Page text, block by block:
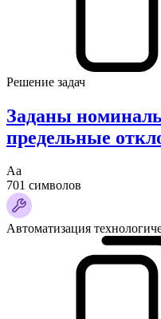
Решение задач
Заданы
предельные
Аа
701 символов
Автоматизация